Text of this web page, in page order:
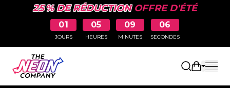
25 % DE RÉDUCTIONOFFRE D'ÉTÉ
01
JOURS
05
HEURES
09
MINUTES
06
SECONDES
Ouvrir le